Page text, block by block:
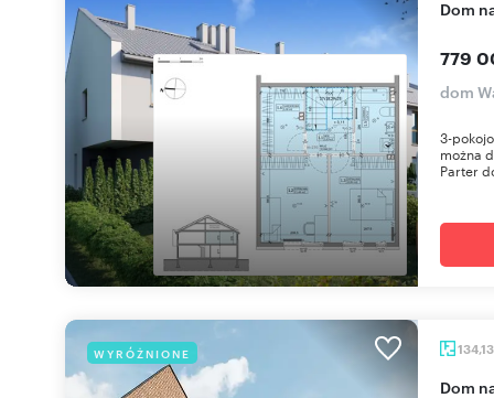
dom
779
dom
3-
można
Parter
WYRÓŻNIONE
dom